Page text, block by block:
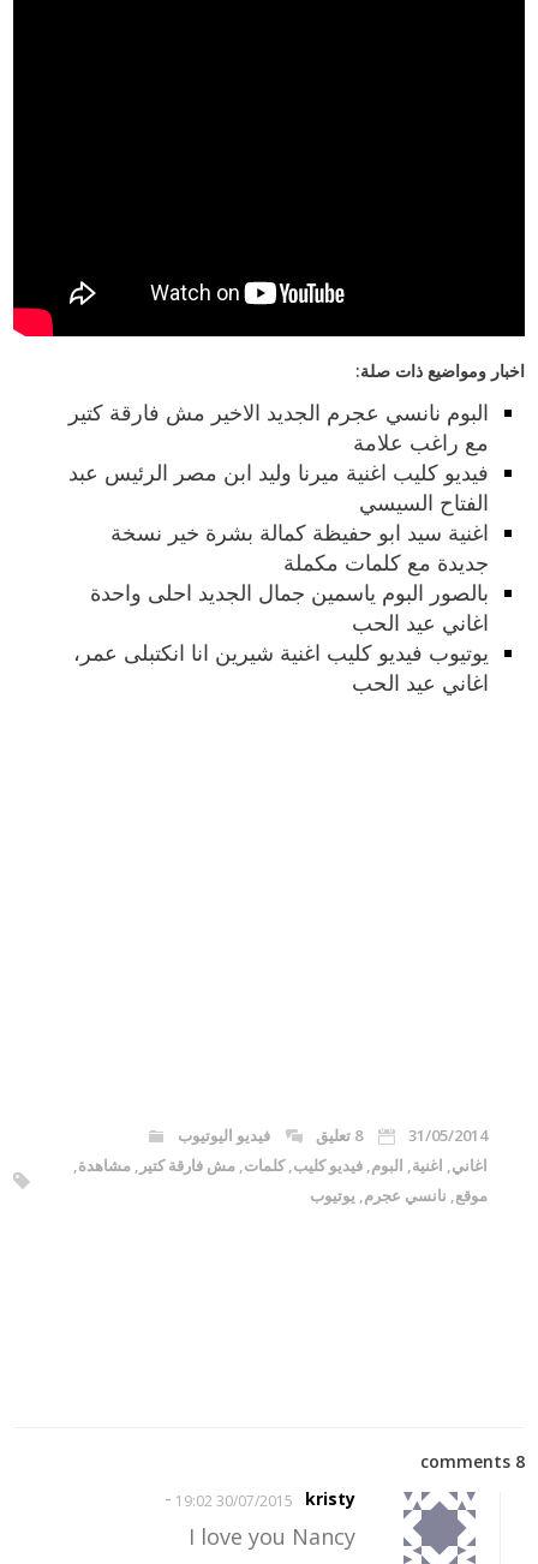
اخبار ومواضيع ذات صلة:
البوم نانسي عجرم الجديد الاخير مش فارقة كتير
مع راغب علامة
فيديو كليب اغنية ميرنا وليد ابن مصر الرئيس عبد
الفتاح السيسي
اغنية سيد ابو حفيظة كمالة بشرة خير نسخة
جديدة مع كلمات مكملة
بالصور البوم ياسمين جمال الجديد احلى واحدة
اغاني عيد الحب
يوتيوب فيديو كليب اغنية شيرين انا انكتبلى عمر،
اغاني عيد الحب
31/05/2014 8 تعليق
فيديو اليوتيوب
اغاني, اغنية, البوم,فيديو كليب,كلمات,مش فارقة كتير ,مشاهدة,
موقع, نانسي عجرم, يوتيوب
8 comments
kristy
30/07/2015 19:02
-
I love you Nancy